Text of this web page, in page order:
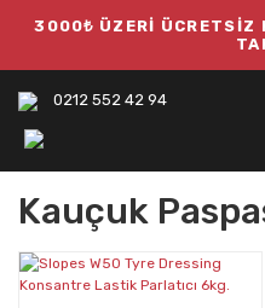
3000₺ ÜZERİ ÜCRETSİZ
0212 552 42 94
Kauçuk